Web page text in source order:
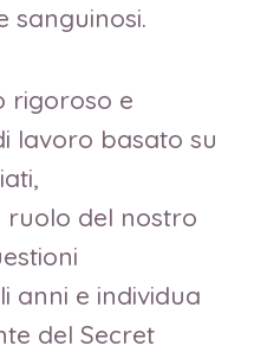
sanguinosi.
rigoroso e
lavoro basato su
ruolo del nostro
anni e individua
del Secret